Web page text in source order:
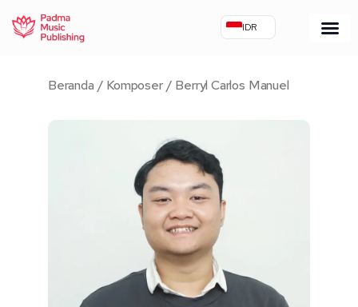
IDR
Beranda / Komposer/ Berryl Carlos Manuel